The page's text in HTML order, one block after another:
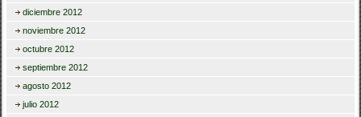
diciembre 2012
noviembre 2012
octubre 2012
septiembre 2012
agosto 2012
julio 2012